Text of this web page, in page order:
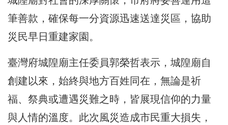
筆善款，確保每一分資源迅速送達災區，協助
災民早日重建家園。
臺灣府城隍廟主任委員郭榮哲表示，城隍廟自
創建以來，始終與地方百姓同在，無論是祈
福、祭典或遭遇災難之時，皆展現信仰的力量
與人情的溫度。此次風災造成市民重大損失，